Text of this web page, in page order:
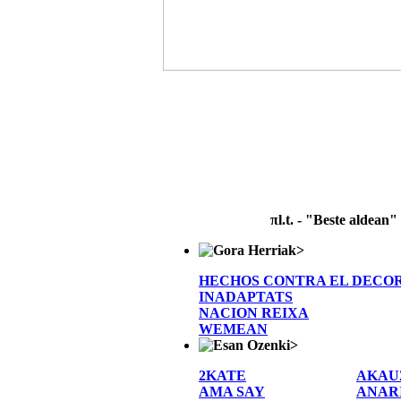
πl.t. - "Beste aldean"
>
HECHOS CONTRA EL
INADAPTATS
NACION REIXA
WEMEAN
>
2KATE
AMA SAY